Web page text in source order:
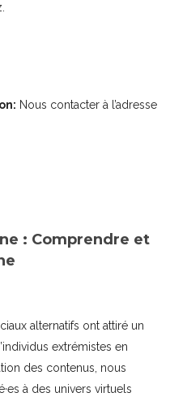
Nous contacter à l’adresse
: Comprendre et
alternatifs ont attiré un
extrémistes en
des contenus, nous
à des univers virtuels